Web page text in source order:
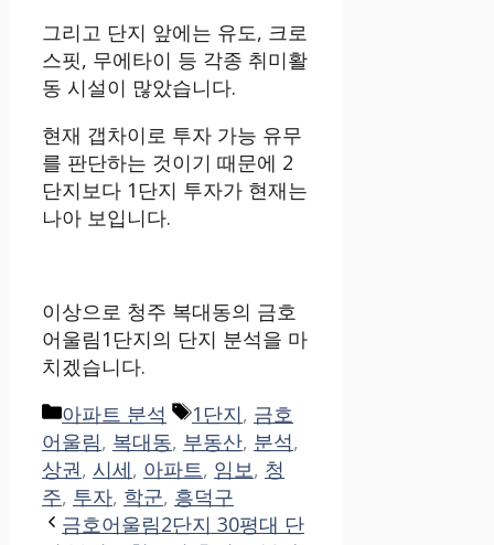
그리고 단지 앞에는 유도, 크로
스핏, 무에타이 등 각종 취미활
동 시설이 많았습니다.
현재 갭차이로 투자 가능 유무
를 판단하는 것이기 때문에 2
단지보다 1단지 투자가 현재는
나아 보입니다.
이상으로 청주 복대동의 금호
어울림1단지의 단지 분석을 마
치겠습니다.
Categories
아파트 분석 Tags
1단지, 금호
어울림, 복대동, 부동산, 분석,
상권, 시세, 아파트, 임보, 청
주, 투자, 학군, 흥덕구
금호어울림2단지 30평대 단